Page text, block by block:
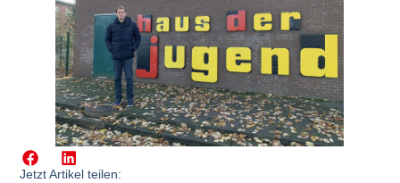
Jetzt Artikel teilen: